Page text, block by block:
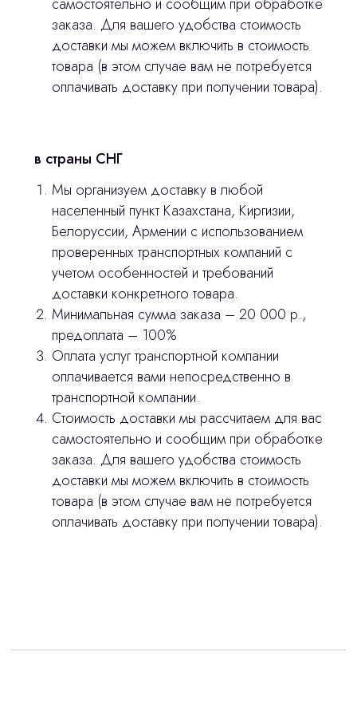
заказа. Для вашего удобства стоимость
доставки мы можем включить в стоимость
товара (в этом случае вам не потребуется
оплачивать доставку при получении товара).
в страны СНГ
Мы организуем доставку в любой
населенный пункт Казахстана, Киргизии,
Белоруссии, Армении с использованием
проверенных транспортных компаний с
учетом особенностей и требований
доставки конкретного товара.
Минимальная сумма заказа – 20 000 р.,
предоплата – 100%
Оплата услуг транспортной компании
оплачивается вами непосредственно в
транспортной компании.
Стоимость доставки мы рассчитаем для вас
самостоятельно и сообщим при обработке
заказа. Для вашего удобства стоимость
доставки мы можем включить в стоимость
товара (в этом случае вам не потребуется
оплачивать доставку при получении товара).
оставьте контакты, мы свяжемся и
ответим на все вопросы
Интересует лизинг?
© 2024 ЛС Дентал Групп
Главная
Продукция
3D печать
Лицензирование
Изготовление хирургических шаблонов
Оплата и доставка
Политика конфиденциальности
Контакты